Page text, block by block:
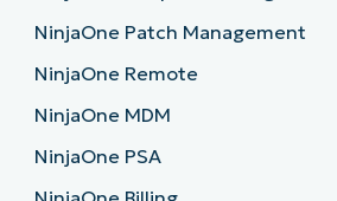
NinjaOne Patch Management
NinjaOne Remote
NinjaOne MDM
NinjaOne PSA